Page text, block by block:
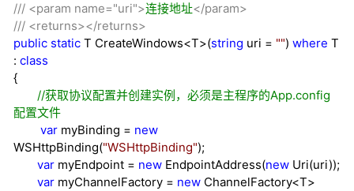
/// <param name="uri">连接地址</param>
/// <returns></returns>
public static T CreateWindows<T>(string uri = "") where T
: class
{
//获取协议配置并创建实例，必须是主程序的App.config
配置文件
var myBinding = new
WSHttpBinding("WSHttpBinding");
var myEndpoint = new EndpointAddress(new Uri(uri));
var myChannelFactory = new ChannelFactory<T>